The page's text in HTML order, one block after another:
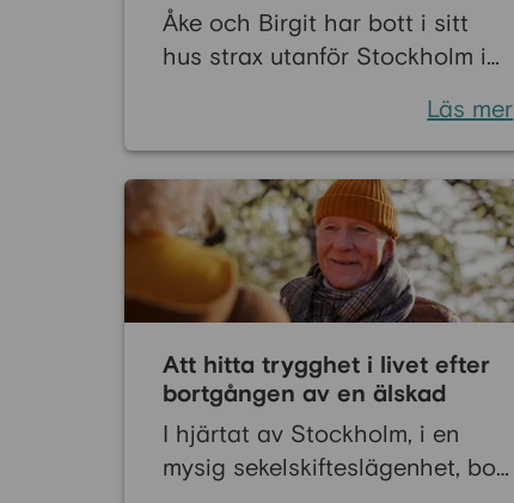
Åke och Birgit har bott i sitt
hus strax utanför Stockholm i
uppfostrat sina två barn, firat
högtider och sett barnbarnen
ta sina första steg över
gräsmattan. Huset är fyllt av
minnen – och av ett helt liv
tillsammans.
Läs mer
Att hitta trygghet i livet efter
bortgången av en älskad
I hjärtat av Stockholm, i en
mysig sekelskifteslägenhet, bor